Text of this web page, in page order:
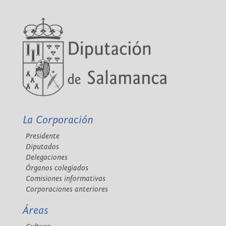
La Corporación
Presidente
Diputados
Delegaciones
Órganos colegiados
Comisiones informativas
Corporaciones anteriores
Áreas